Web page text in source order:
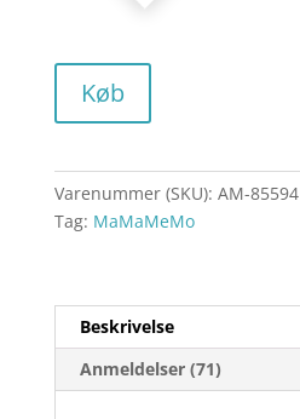
Køb
Varenummer (SKU): AM-85594
Tag: MaMaMeMo
Beskrivelse
Anmeldelser (71)